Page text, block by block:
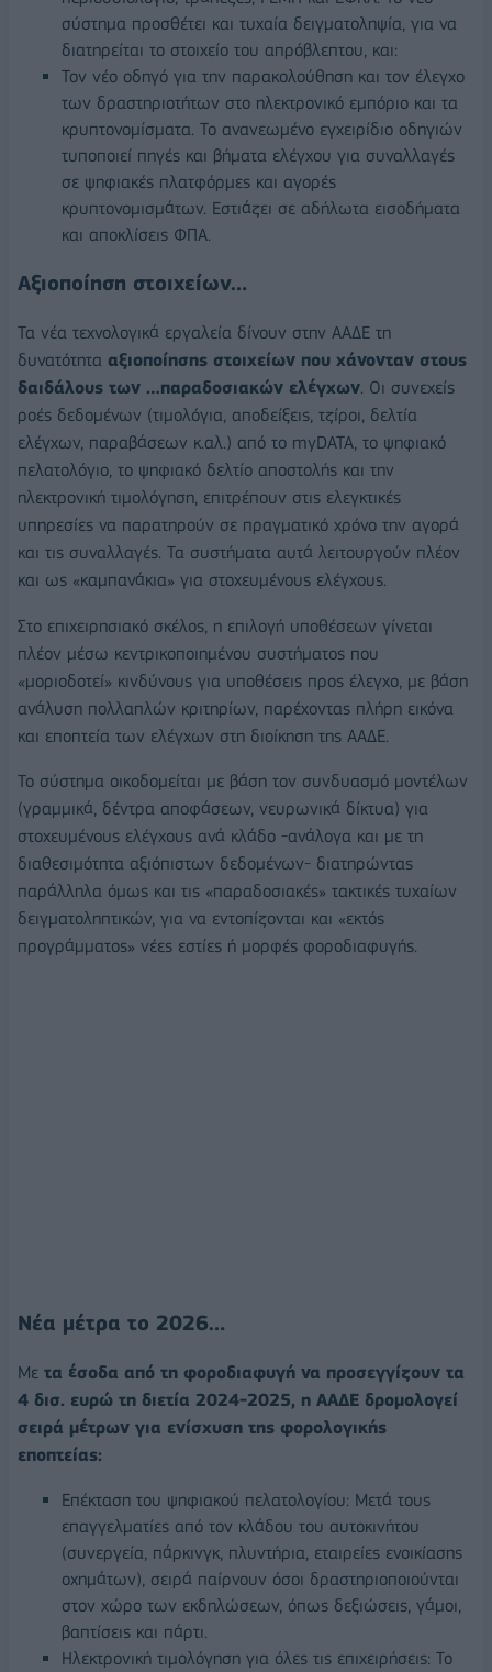
σύστημα προσθέτει και τυχαία δειγματοληψία, για να
διατηρείται το στοιχείο του απρόβλεπτου, και:
Τον νέο οδηγό για την παρακολούθηση και τον έλεγχο
των δραστηριοτήτων στο ηλεκτρονικό εμπόριο και τα
κρυπτονομίσματα. Το ανανεωμένο εγχειρίδιο οδηγιών
τυποποιεί πηγές και βήματα ελέγχου για συναλλαγές
σε ψηφιακές πλατφόρμες και αγορές
κρυπτονομισμάτων. Εστιάζει σε αδήλωτα εισοδήματα
και αποκλίσεις ΦΠΑ.
Αξιοποίηση στοιχείων…
Τα νέα τεχνολογικά εργαλεία δίνουν στην ΑΑΔΕ τη
δυνατότητα αξιοποίησης στοιχείων που χάνονταν στους
δαιδάλους των …παραδοσιακών ελέγχων. Οι συνεχείς
ροές δεδομένων (τιμολόγια, αποδείξεις, τζίροι, δελτία
ελέγχων, παραβάσεων κ.αλ.) από το myDATA, το ψηφιακό
πελατολόγιο, το ψηφιακό δελτίο αποστολής και την
ηλεκτρονική τιμολόγηση, επιτρέπουν στις ελεγκτικές
υπηρεσίες να παρατηρούν σε πραγματικό χρόνο την αγορά
και τις συναλλαγές. Τα συστήματα αυτά λειτουργούν πλέον
και ως «καμπανάκια» για στοχευμένους ελέγχους.
Στο επιχειρησιακό σκέλος, η επιλογή υποθέσεων γίνεται
πλέον μέσω κεντρικοποιημένου συστήματος που
«μοριοδοτεί» κινδύνους για υποθέσεις προς έλεγχο, με βάση
ανάλυση πολλαπλών κριτηρίων, παρέχοντας πλήρη εικόνα
και εποπτεία των ελέγχων στη διοίκηση της ΑΑΔΕ.
Το σύστημα οικοδομείται με βάση τον συνδυασμό μοντέλων
(γραμμικά, δέντρα αποφάσεων, νευρωνικά δίκτυα) για
στοχευμένους ελέγχους ανά κλάδο -ανάλογα και με τη
διαθεσιμότητα αξιόπιστων δεδομένων- διατηρώντας
παράλληλα όμως και τις «παραδοσιακές» τακτικές τυχαίων
δειγματοληπτικών, για να εντοπίζονται και «εκτός
προγράμματος» νέες εστίες ή μορφές φοροδιαφυγής.
Νέα μέτρα το 2026…
Με τα έσοδα από τη φοροδιαφυγή να προσεγγίζουν τα
4 δισ. ευρώ τη διετία 2024-2025, η ΑΑΔΕ δρομολογεί
σειρά μέτρων για ενίσχυση της φορολογικής
εποπτείας:
Επέκταση του ψηφιακού πελατολογίου: Μετά τους
επαγγελματίες από τον κλάδου του αυτοκινήτου
(συνεργεία, πάρκινγκ, πλυντήρια, εταιρείες ενοικίασης
οχημάτων), σειρά παίρνουν όσοι δραστηριοποιούνται
στον χώρο των εκδηλώσεων, όπως δεξιώσεις, γάμοι,
βαπτίσεις και πάρτι.
Ηλεκτρονική τιμολόγηση για όλες τις επιχειρήσεις: Το